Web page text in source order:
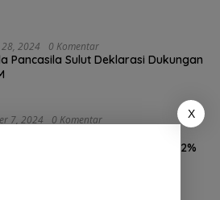
2024 0 Komentar
Pancasila Sulut Deklarasi Dukungan
7, 2024 0 Komentar
Kalahkan Petahana JG-KWL 27,62%
X